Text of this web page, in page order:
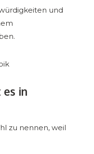
und
in
zu nennen, weil